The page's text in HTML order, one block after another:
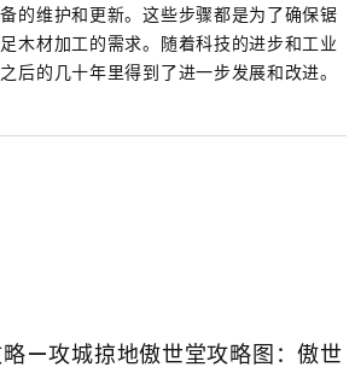
的维护和更新。这些步骤都是为了确保锯
木材加工的需求。随着科技的进步和工业
后的几十年里得到了进一步发展和改进。
—攻城掠地傲世堂攻略图：傲世